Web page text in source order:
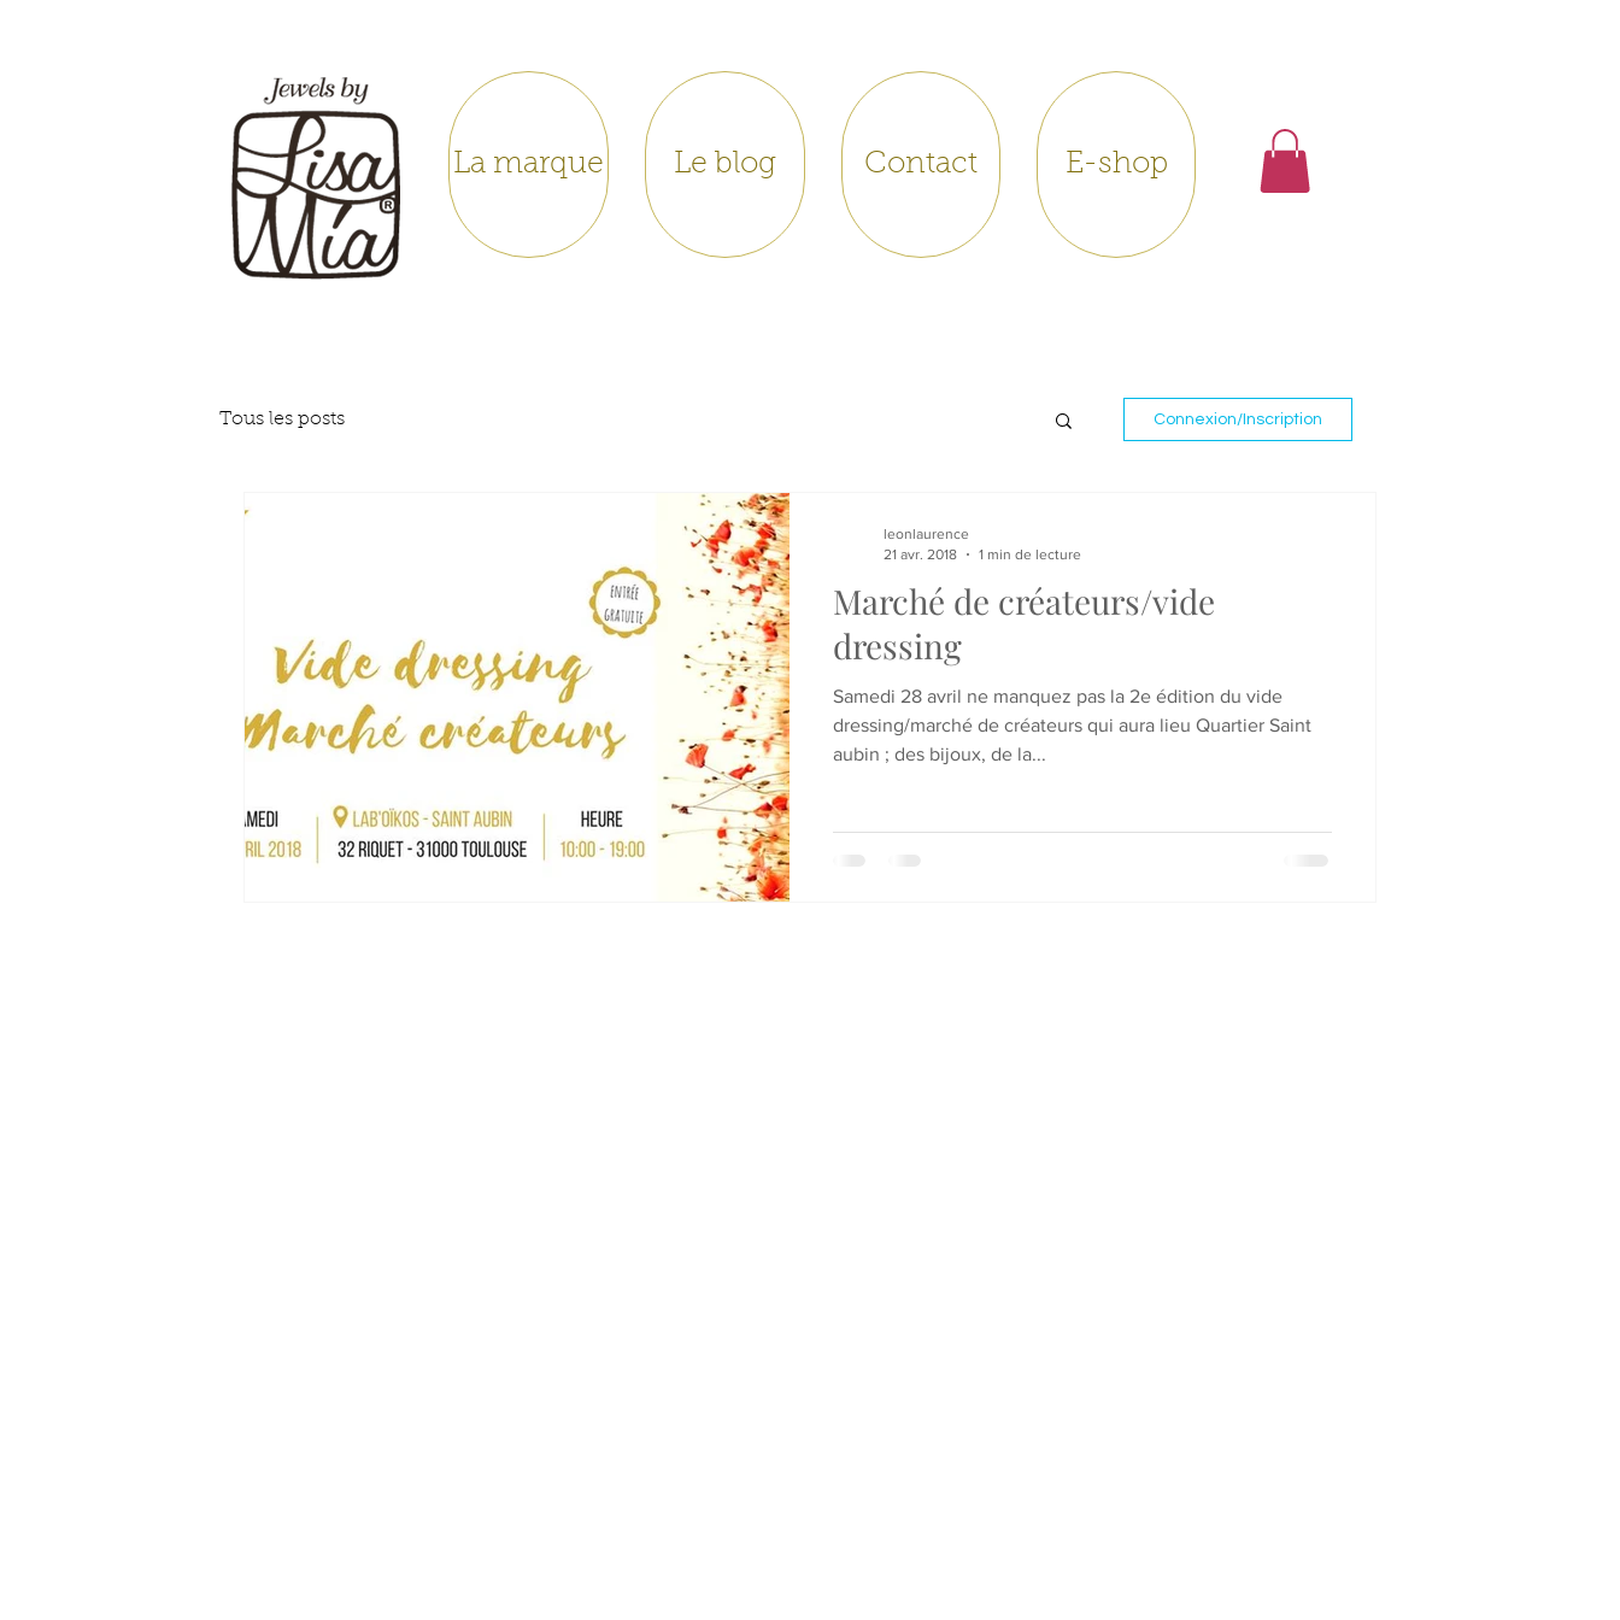
La marque Le blog Contact E-shop
Tous les posts Connexion/Inscription
Marché de créateurs/vide
dressing
Samedi 28 avril ne manquez pas la 2e édition du vide
dressing/marché de créateurs qui aura lieu Quartier Saint
aubin ; des bijoux, de la...
leonlaurence
21 avr. 2018
1 min de lecture